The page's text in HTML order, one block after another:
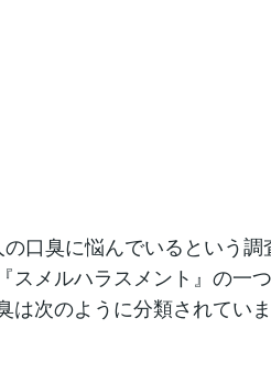
口臭に悩んでいるという調
スメルハラスメント』の一
次のように分類されていま